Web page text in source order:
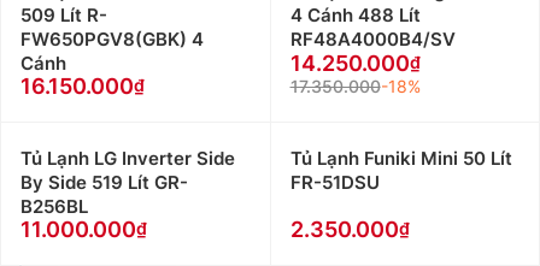
509 Lít R-
FW650PGV8(GBK) 4
Cánh
16.150.000
4 Cánh 488 Lít
RF48A4000B4/SV
14.250.000
17.350.000-18%
Tủ Lạnh LG Inverter Side
By Side 519 Lít GR-
B256BL
11.000.000
Tủ Lạnh Funiki Mini 50 Lít
FR-51DSU
2.350.000